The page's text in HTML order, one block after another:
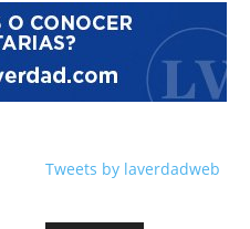
Tweets by laverdadweb